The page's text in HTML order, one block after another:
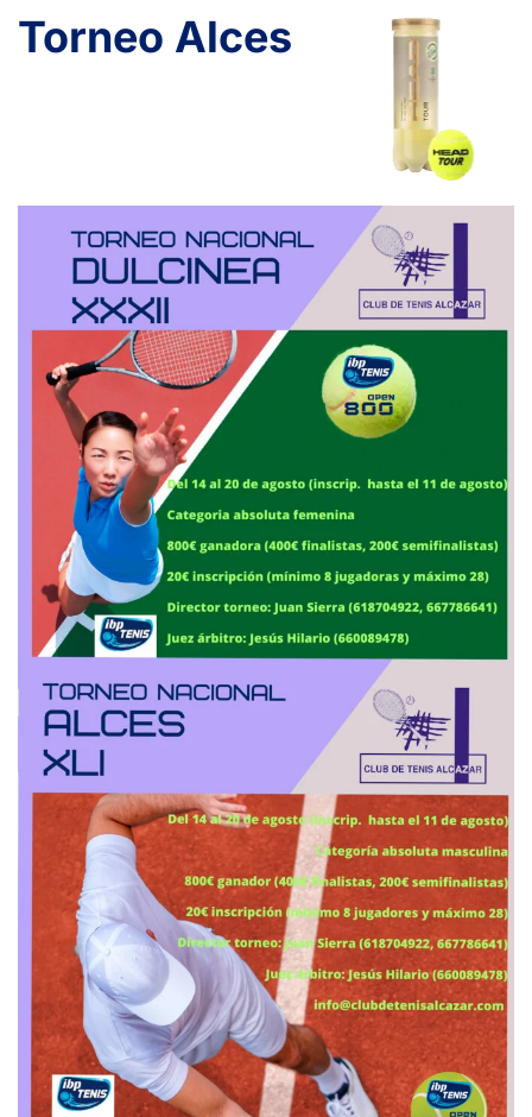
67
- 6
RODRIGUEZ DUEÑAS, C. 66
ZARZA BORREGO, A.
ESTEBAN TORRES, D.
- 02
SIMON MEGAL, L. 00
- 6
ALMENDROS CAMACHO, G. 11
- 66
GUTIERREZ ALBA, J. 626
PLAZA MOLINA, S. 263
GOMEZ ALCOLADO, A. 66
Torneo Alces